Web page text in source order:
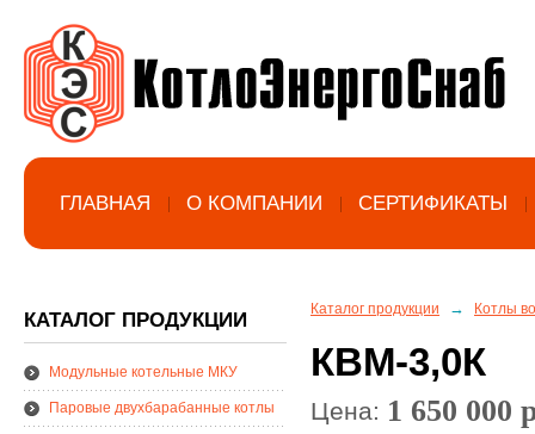
ГЛАВНАЯ О КОМПАНИИ СЕРТИФИКАТЫ
КАТАЛОГ ПРОДУКЦИИ
Модульные котельные МКУ
Паровые двухбарабанные котлы
Каталог продукции → Котлы
КВМ-3,0К
Цена: 1 650 000